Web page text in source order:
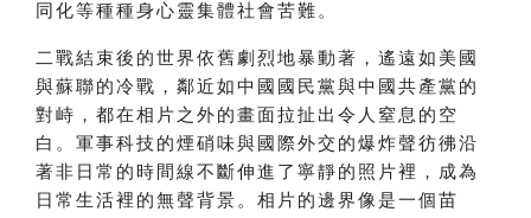
同化等種種身心靈集體社會苦難。
二戰結束後的世界依舊劇烈地暴動著，遙遠如美國
與蘇聯的冷戰，鄰近如中國國民黨與中國共產黨的
對峙，都在相片之外的畫面拉扯出令人窒息的空
白。軍事科技的煙硝味與國際外交的爆炸聲彷彿沿
著非日常的時間線不斷伸進了寧靜的照片裡，成為
日常生活裡的無聲背景。相片的邊界像是一個苗